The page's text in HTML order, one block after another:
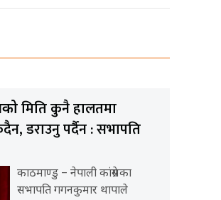
मिति कुनै हालतमा
डराउनु पर्दैन : सभापति
काठमाण्डु – नेपाली कांग्रेसका
सभापति गगनकुमार थापाले